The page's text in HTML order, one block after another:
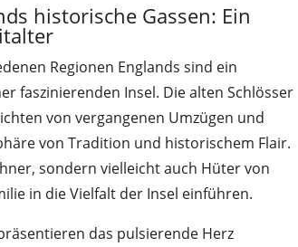
historische Gassen: Ein
Regionen Englands sind ein
faszinierenden Insel. Die alten Schlösser
von vergangenen Umzügen und
von Tradition und historischem Flair.
sondern vielleicht auch Hüter von
in die Vielfalt der Insel einführen.
das pulsierende Herz